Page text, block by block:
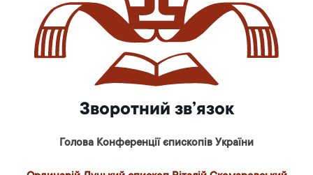
Зворотний зв’язок
Голова Конференції єпископів України